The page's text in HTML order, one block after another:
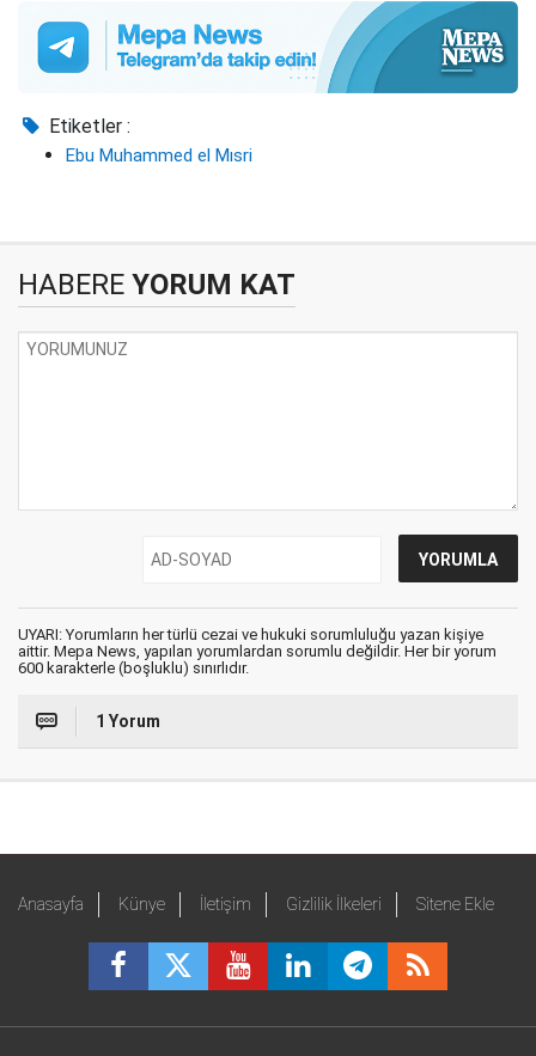
Etiketler :
Ebu Muhammed el Mısri
HABERE YORUM KAT
UYARI: Yorumların her türlü cezai ve hukuki sorumluluğu yazan kişiye
aittir. Mepa News, yapılan yorumlardan sorumlu değildir. Her bir yorum
600 karakterle (boşluklu) sınırlıdır.
1 Yorum
Anasayfa Künye İletişim Gizlilik İlkeleri Sitene Ekle